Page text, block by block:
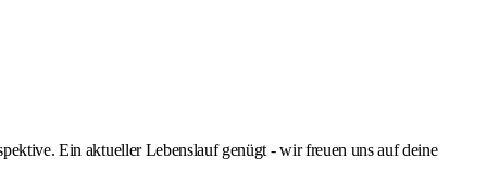
Ein aktueller Lebenslauf genügt - wir freuen uns auf deine